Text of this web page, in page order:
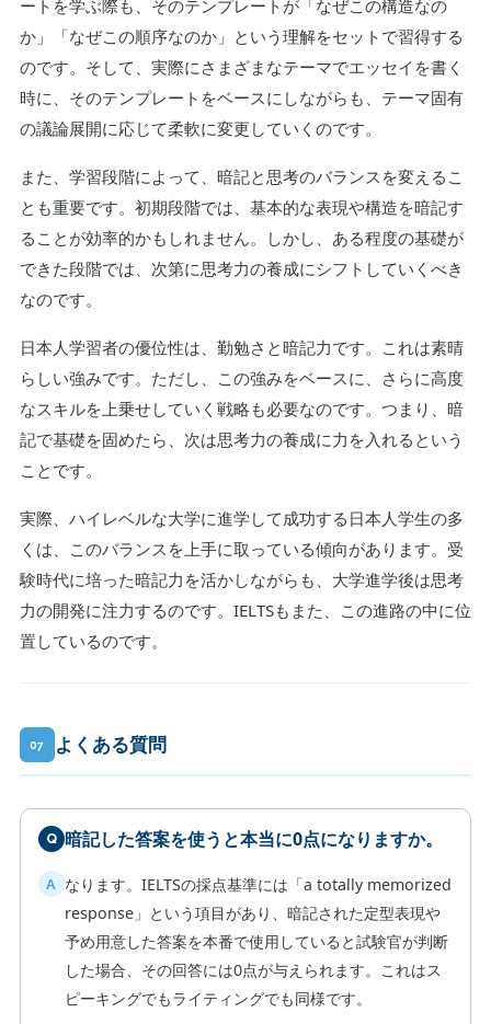
ートを学ぶ際も、そのテンプレートが「なぜこの構造なの
か」「なぜこの順序なのか」という理解をセットで習得する
のです。そして、実際にさまざまなテーマでエッセイを書く
時に、そのテンプレートをベースにしながらも、テーマ固有
の議論展開に応じて柔軟に変更していくのです。
また、学習段階によって、暗記と思考のバランスを変えるこ
とも重要です。初期段階では、基本的な表現や構造を暗記す
ることが効率的かもしれません。しかし、ある程度の基礎が
できた段階では、次第に思考力の養成にシフトしていくべき
なのです。
日本人学習者の優位性は、勤勉さと暗記力です。これは素晴
らしい強みです。ただし、この強みをベースに、さらに高度
なスキルを上乗せしていく戦略も必要なのです。つまり、暗
記で基礎を固めたら、次は思考力の養成に力を入れるという
ことです。
実際、ハイレベルな大学に進学して成功する日本人学生の多
くは、このバランスを上手に取っている傾向があります。受
験時代に培った暗記力を活かしながらも、大学進学後は思考
力の開発に注力するのです。IELTSもまた、この進路の中に位
置しているのです。
07 よくある質問
暗記した答案を使うと本当に0点になりますか。
なります。IELTSの採点基準には「a totally memorized
response」という項目があり、暗記された定型表現や
予め用意した答案を本番で使用していると試験官が判断
した場合、その回答には0点が与えられます。これはス
ピーキングでもライティングでも同様です。